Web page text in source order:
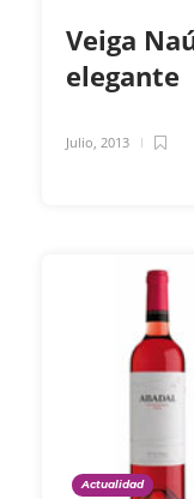
Veiga
elegante
Julio, 2013
Actualidad